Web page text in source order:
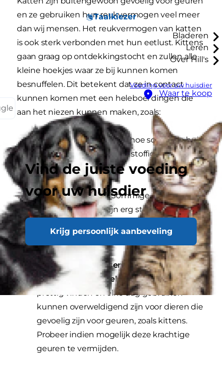
Taalkiezer
Bladeren
Leren
Over Hill's
Voeding voor uw huisdier
Waar te koop
Vind de juiste voeding
voor uw huisdier
Krijg persoonlijk aanbeveling
en ze gebruiken hun reukvermogen veel meer
dan wij mensen. Het reukvermogen van katten
is ook sterk verbonden met hun eetlust. Kittens
gaan graag op ontdekkingstocht en zullen alle
kleine hoekjes waar ze bij kunnen komen
besnuffelen. Dit betekent dat ze in contact
kunnen komen met een heleboel dingen die
aan het niezen kunnen maken, zoals:
Stof.Het maakt niet uit hoe schoon je huis,
kleine kittens weten de stoffige plekjes wel
te vinden.
Kattenbakvulling.Sommige merken
kattenbakvulling zijn erg stoffig. Dit kan
kleine neus.
Parfum, geurkaarsen en
schoonmaakmiddelen.Geuren die wij
prettig vinden en elke dag gebruiken
kunnen overweldigend zijn voor dieren die
gevoelig zijn voor geuren, zoals kittens.
Probeer indien mogelijk deze krachtige
geuren te vermijden.